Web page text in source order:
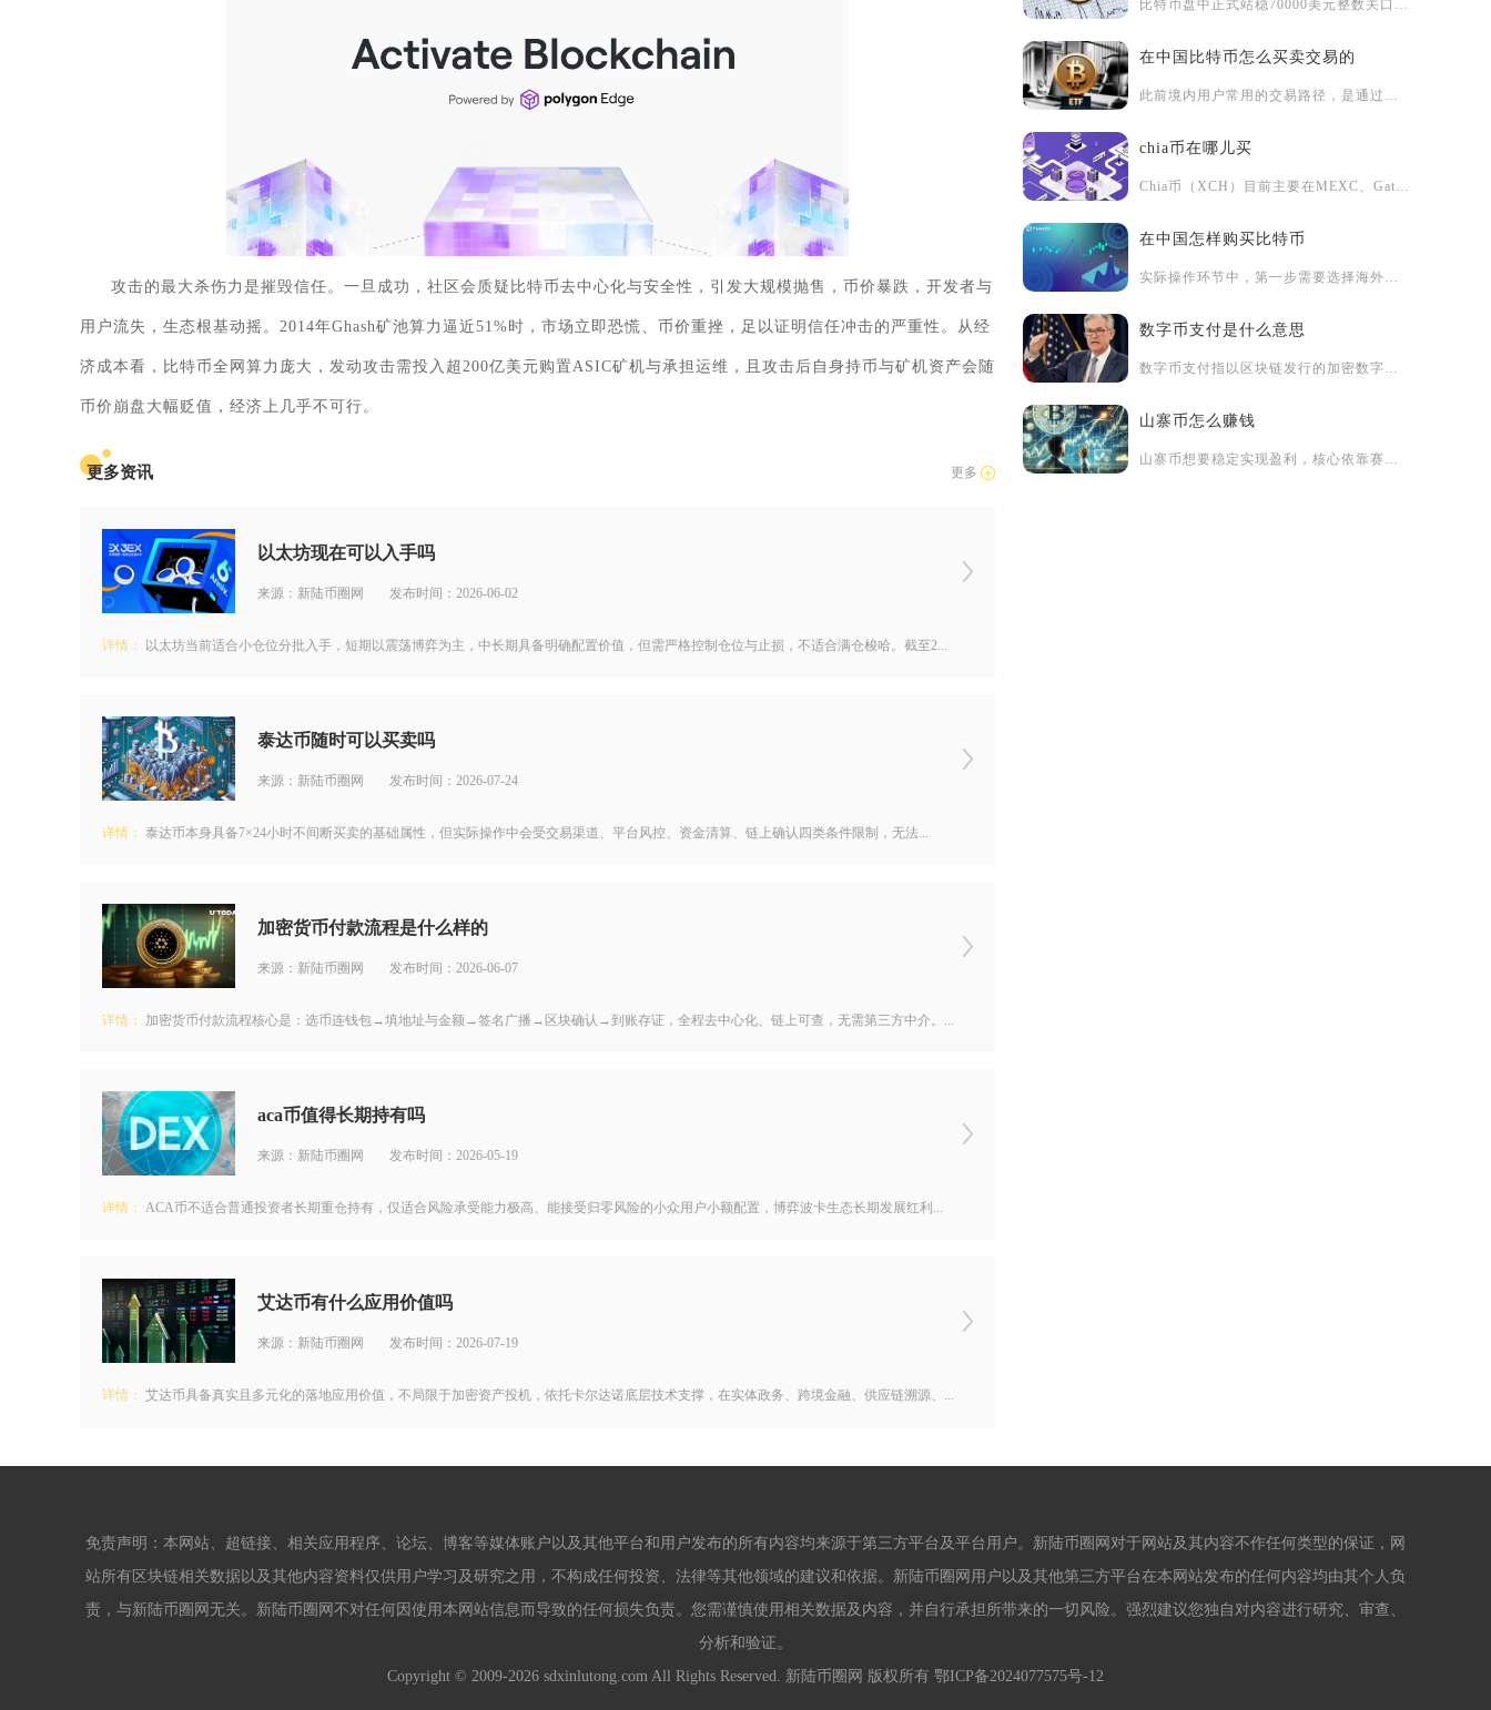
攻击的最大杀伤力是摧毁信任。一旦成功，社区会质疑比特币去中心化与安全性，引发大规模抛售，币价暴跌，开发者与
用户流失，生态根基动摇。2014年Ghash矿池算力逼近51%时，市场立即恐慌、币价重挫，足以证明信任冲击的严重性。从经
济成本看，比特币全网算力庞大，发动攻击需投入超200亿美元购置ASIC矿机与承担运维，且攻击后自身持币与矿机资产会随
币价崩盘大幅贬值，经济上几乎不可行。
更多资讯 更多
以太坊现在可以入手吗
来源：新陆币圈网 发布时间：2026-06-02
详情： 以太坊当前适合小仓位分批入手，短期以震荡博弈为主，中长期具备明确配置价值，但需严格控制仓位与止损，不适合满仓梭哈。截至2...
泰达币随时可以买卖吗
来源：新陆币圈网 发布时间：2026-07-24
详情： 泰达币本身具备7×24小时不间断买卖的基础属性，但实际操作中会受交易渠道、平台风控、资金清算、链上确认四类条件限制，无法...
加密货币付款流程是什么样的
来源：新陆币圈网 发布时间：2026-06-07
详情： 加密货币付款流程核心是：选币连钱包→填地址与金额→签名广播→区块确认→到账存证，全程去中心化、链上可查，无需第三方中介。...
aca币值得长期持有吗
来源：新陆币圈网 发布时间：2026-05-19
详情： ACA币不适合普通投资者长期重仓持有，仅适合风险承受能力极高、能接受归零风险的小众用户小额配置，博弈波卡生态长期发展红利...
艾达币有什么应用价值吗
来源：新陆币圈网 发布时间：2026-07-19
详情： 艾达币具备真实且多元化的落地应用价值，不局限于加密资产投机，依托卡尔达诺底层技术支撑，在实体政务、跨境金融、供应链溯源、...
比特币盘中正式站稳70000美元整数关口时，市场山寨币呈现明...
在中国比特币怎么买卖交易的
此前境内用户常用的交易路径，是通过注册币安、欧易OKX等境外...
chia币在哪儿买
Chia币（XCH）目前主要在MEXC、Gate、KuCoi...
在中国怎样购买比特币
实际操作环节中，第一步需要选择海外合规交易平台，完成实名认证...
数字币支付是什么意思
数字币支付指以区块链发行的加密数字资产作为交易媒介，依托密码...
山寨币怎么赚钱
山寨币想要稳定实现盈利，核心依靠赛道基本面筛选、仓位分层配置...
免责声明：本网站、超链接、相关应用程序、论坛、博客等媒体账户以及其他平台和用户发布的所有内容均来源于第三方平台及平台用户。新陆币圈网对于网站及其内容不作任何类型的保证，网
站所有区块链相关数据以及其他内容资料仅供用户学习及研究之用，不构成任何投资、法律等其他领域的建议和依据。新陆币圈网用户以及其他第三方平台在本网站发布的任何内容均由其个人负
责，与新陆币圈网无关。新陆币圈网不对任何因使用本网站信息而导致的任何损失负责。您需谨慎使用相关数据及内容，并自行承担所带来的一切风险。强烈建议您独自对内容进行研究、审查、
分析和验证。
Copyright © 2009-2026 sdxinlutong.com All Rights Reserved. 新陆币圈网 版权所有 鄂ICP备2024077575号-12